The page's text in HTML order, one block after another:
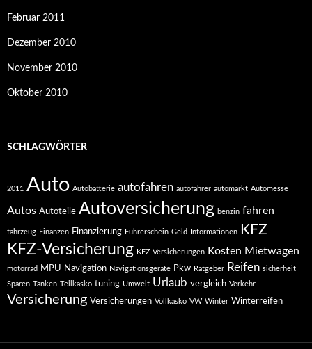
Februar 2011
Dezember 2010
November 2010
Oktober 2010
SCHLAGWÖRTER
2011 Auto Autobatterie autofahren autofahrer automarkt Automesse
Autos Autoteile Autoversicherung benzin fahren
fahrzeug Finanzen Finanzierung Führerschein Geld Informationen KFZ
KFZ-Versicherung KFZ Versicherungen Kosten Mietwagen
motorrad MPU Navigation Navigationsgeräte Pkw Ratgeber Reifen sicherheit
Sparen Tanken Teilkasko tuning Umwelt Urlaub vergleich Verkehr
Versicherung Versicherungen Vollkasko VW Winter Winterreifen